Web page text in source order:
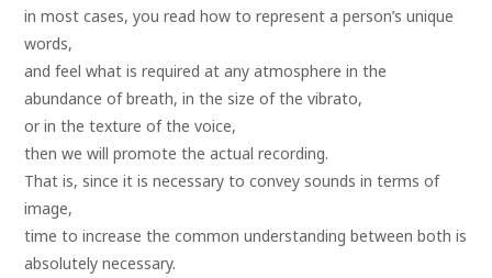
in most cases, you read how to represent a person’s unique
words,
and feel what is required at any atmosphere in the
abundance of breath, in the size of the vibrato,
or in the texture of the voice,
then we will promote the actual recording.
That is, since it is necessary to convey sounds in terms of
image,
time to increase the common understanding between both is
absolutely necessary.